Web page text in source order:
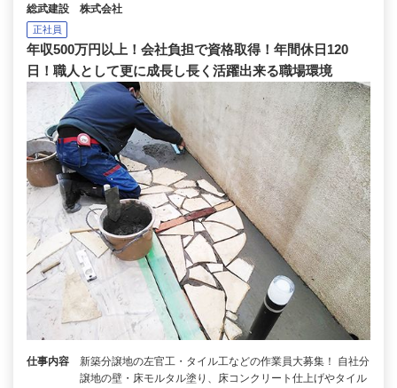
総武建設 株式会社
正社員
年収500万円以上！会社負担で資格取得！年間休日120
日！職人として更に成長し長く活躍出来る職場環境
仕事内容
新築分譲地の左官工・タイル工などの作業員大募集！ 自社分
譲地の壁・床モルタル塗り、床コンクリート仕上げやタイル